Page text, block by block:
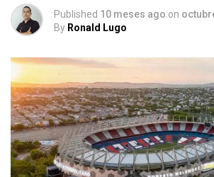
Published 10 meses ago on
By Ronald Lugo